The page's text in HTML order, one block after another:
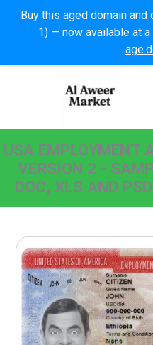
Buy this aged domain
1) — now available at
USA EMPLOYMENT
VERSION 2 -
DOC, XLS AND